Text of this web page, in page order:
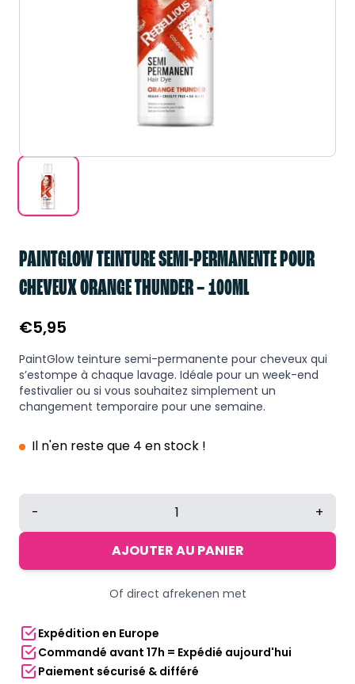
PAINTGLOW TEINTURE SEMI-PERMANENTE POUR
CHEVEUX ORANGE THUNDER – 100ML
€5,95
PaintGlow teinture semi-permanente pour cheveux qui
s’estompe à chaque lavage. Idéale pour un week-end
festivalier ou si vous souhaitez simplement un
changement temporaire pour une semaine.
Il n'en reste que 4 en stock !
quantité
PaintGlow
cheveux
Orange
Thunder
- +
AJOUTER AU PANIER
Of direct afrekenen met
Expédition en Europe
Commandé avant 17h = Expédié aujourd'hui
Paiement sécurisé & différé